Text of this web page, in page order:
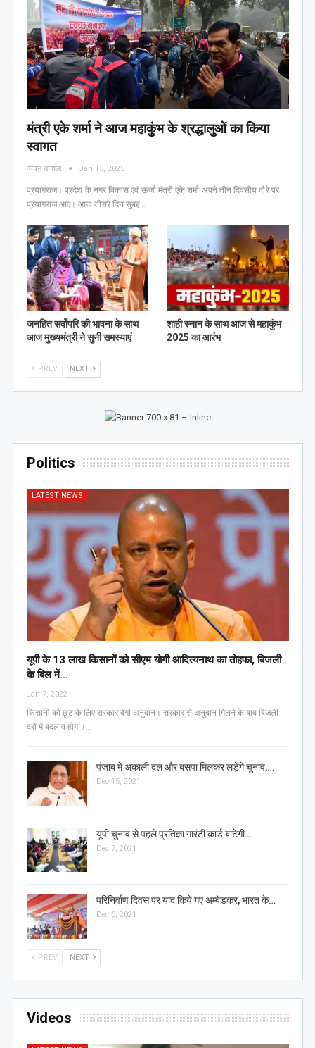
मंत्री एके शर्मा ने आज महाकुंभ के श्रद्धालुओं का किया
स्वागत
कंचन उजाला Jan 13, 2025
प्रयागराज। प्रदेश के नगर विकास एवं ऊर्जा मंत्री एके शर्मा अपने तीन दिवसीय दौरे पर
प्रयागराज आए। आज तीसरे दिन सुबह…
जनहित सर्वोपरि की भावना के साथ
आज मुख्यमंत्री ने सुनी समस्याएं
शाही स्नान के साथ आज से महाकुंभ
2025 का आरंभ
PREV NEXT
Politics
LATEST NEWS
यूपी के 13 लाख किसानों को सीएम योगी आद‍ित्‍यनाथ का तोहफा, ब‍िजली
के ब‍िल में…
Jan 7, 2022
किसानों को छूट के लिए सरकार देगी अनुदान। सरकार से अनुदान मिलने के बाद बिजली
दरों में बदलाव होगा।…
पंजाब में अकाली दल और बसपा मिलकर लड़ेंगे चुनाव,…
Dec 15, 2021
यूपी चुनाव से पहले प्रतिज्ञा गारंटी कार्ड बांटेगी…
Dec 7, 2021
परिनिर्वाण दिवस पर याद किये गए अम्बेडकर, भारत के…
Dec 6, 2021
PREV NEXT
Videos